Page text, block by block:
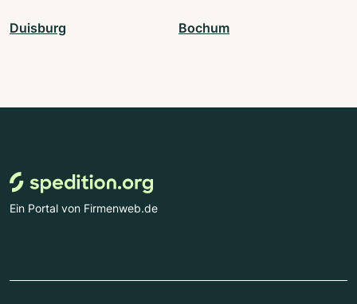
Duisburg Bochum
Ein Portal von Firmenweb.de